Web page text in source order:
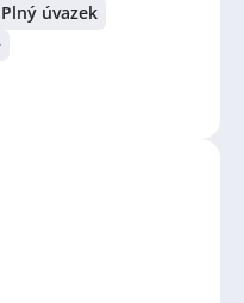
Plný úvazek